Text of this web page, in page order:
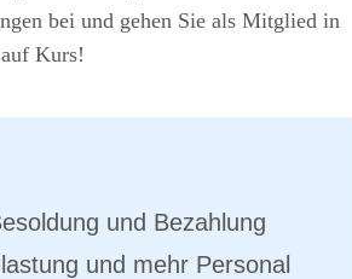
bei und gehen Sie als Mitglied in
Kurs!
und Bezahlung
und mehr Personal